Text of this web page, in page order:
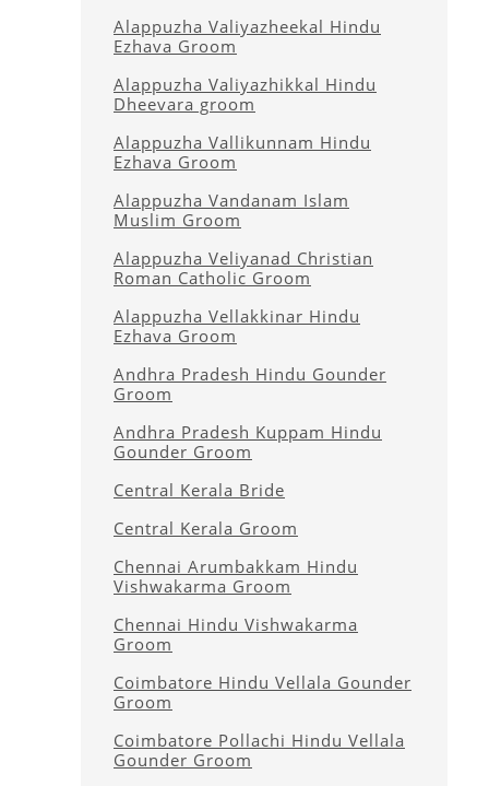
Alappuzha Valiyazheekal Hindu
Ezhava Groom
Alappuzha Valiyazhikkal Hindu
Dheevara groom
Alappuzha Vallikunnam Hindu
Ezhava Groom
Alappuzha Vandanam Islam
Muslim Groom
Alappuzha Veliyanad Christian
Roman Catholic Groom
Alappuzha Vellakkinar Hindu
Ezhava Groom
Andhra Pradesh Hindu Gounder
Groom
Andhra Pradesh Kuppam Hindu
Gounder Groom
Central Kerala Bride
Central Kerala Groom
Chennai Arumbakkam Hindu
Vishwakarma Groom
Chennai Hindu Vishwakarma
Groom
Coimbatore Hindu Vellala Gounder
Groom
Coimbatore Pollachi Hindu Vellala
Gounder Groom